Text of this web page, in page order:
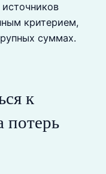
критерием,
суммах.
к
потерь